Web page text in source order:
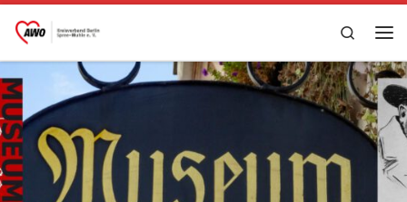
Zum Inhalt springen
Search